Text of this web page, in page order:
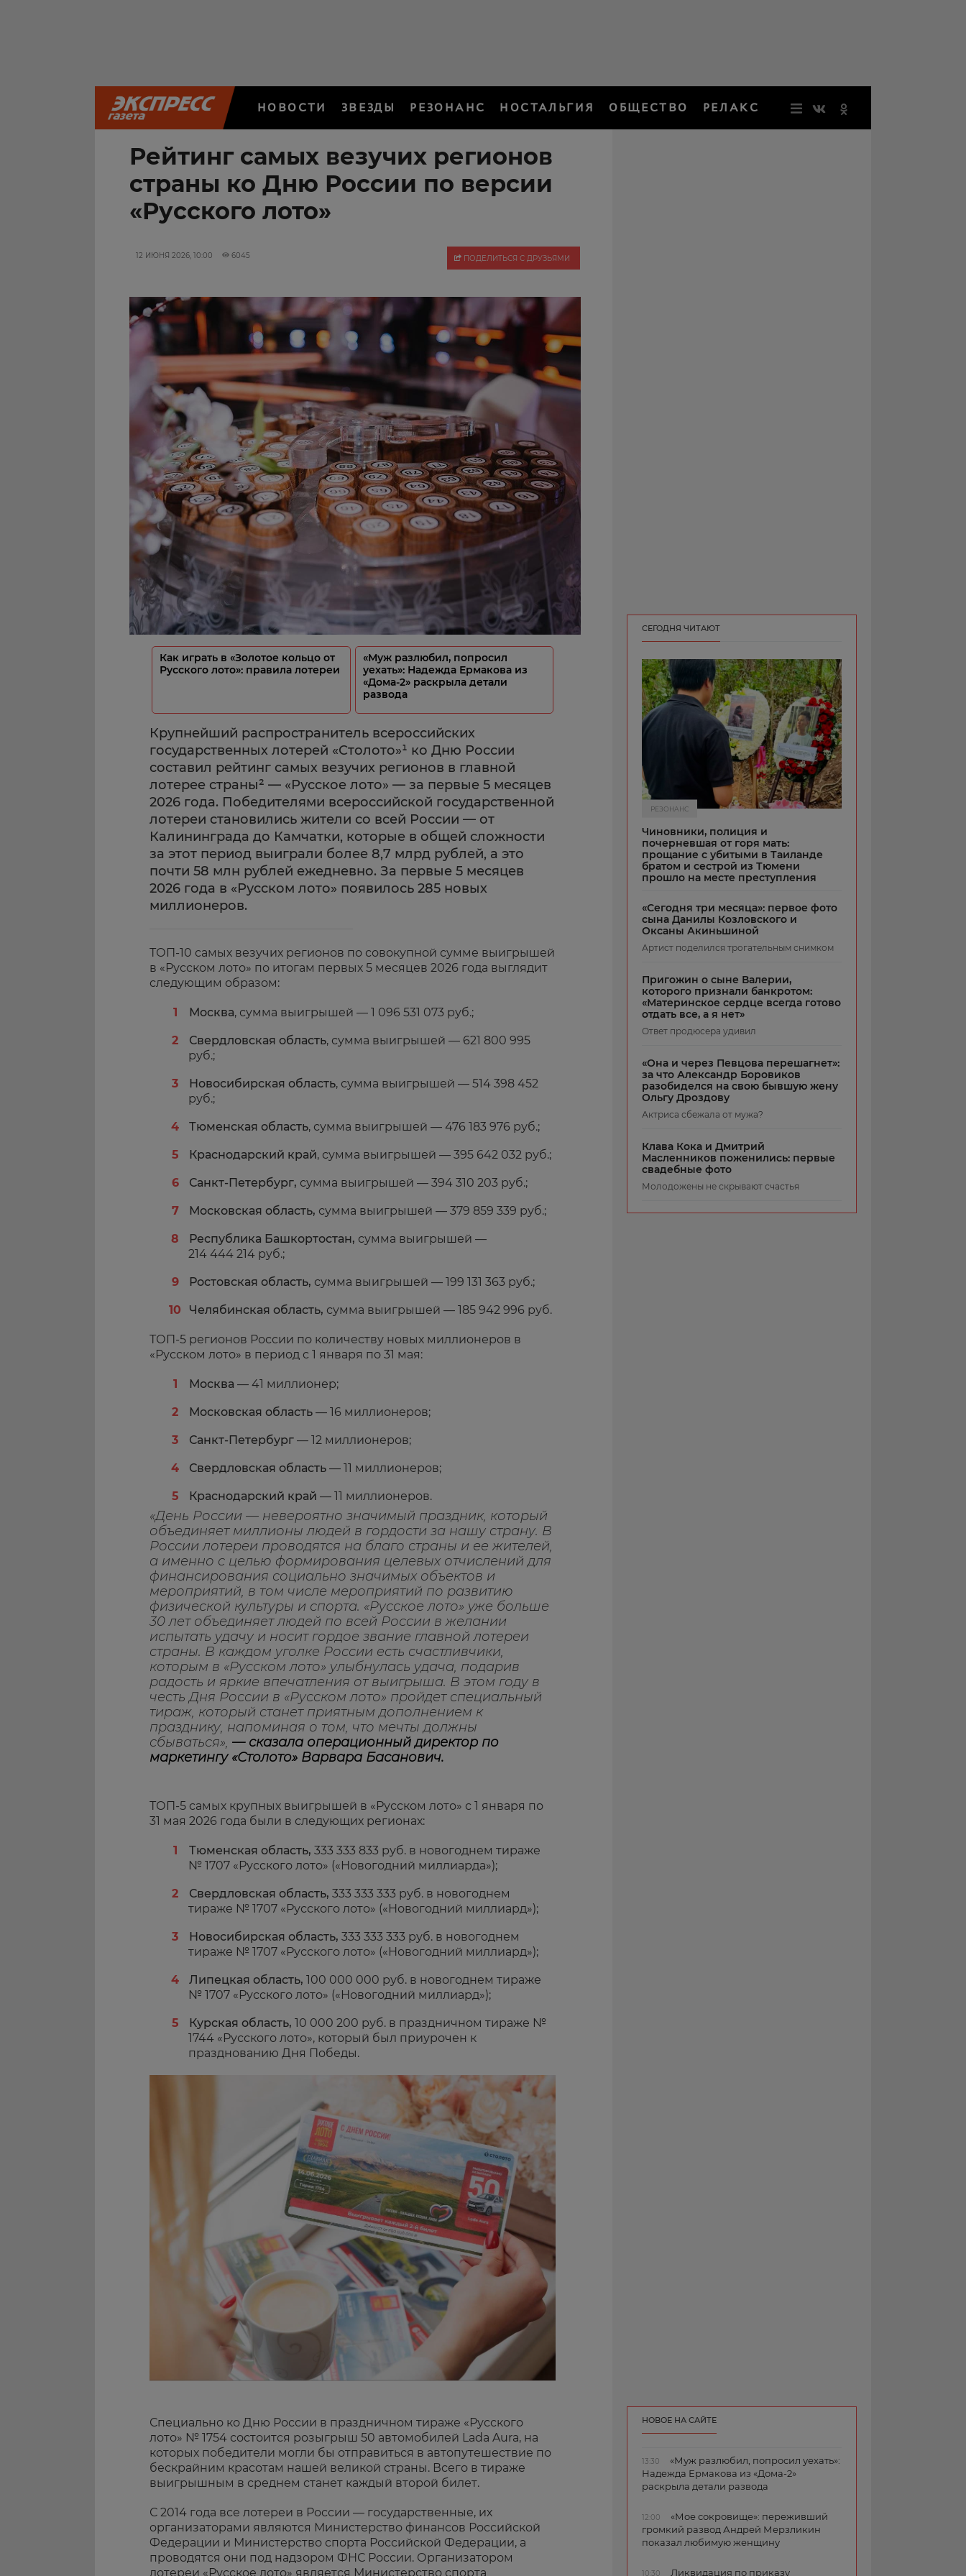
НОВОСТИ ЗВЕЗДЫ РЕЗОНАНС НОСТАЛЬГИЯ ОБЩЕСТВО РЕЛАКС
Рейтинг самых везучих регионов
страны ко Дню России по версии
«Русского лото»
12 ИЮНЯ 2026, 10:00 6045 ПОДЕЛИТЬСЯ С ДРУЗЬЯМИ
Как играть в «Золотое кольцо от
Русского лото»: правила лотереи
«Муж разлюбил, попросил
уехать»: Надежда Ермакова из
«Дома-2» раскрыла детали
развода
Крупнейший распространитель всероссийских
государственных лотерей «Столото»¹ ко Дню России
составил рейтинг самых везучих регионов в главной
лотерее страны² — «Русское лото» — за первые 5 месяцев
2026 года. Победителями всероссийской государственной
лотереи становились жители со всей России — от
Калининграда до Камчатки, которые в общей сложности
за этот период выиграли более 8,7 млрд рублей, а это
почти 58 млн рублей ежедневно. За первые 5 месяцев
2026 года в «Русском лото» появилось 285 новых
миллионеров.
ТОП-10 самых везучих регионов по совокупной сумме выигрышей
в «Русском лото» по итогам первых 5 месяцев 2026 года выглядит
следующим образом:
Москва, сумма выигрышей — 1 096 531 073 руб.;
Свердловская область, сумма выигрышей — 621 800 995
руб.;
Новосибирская область, сумма выигрышей — 514 398 452
руб.;
Тюменская область, сумма выигрышей — 476 183 976 руб.;
Краснодарский край, сумма выигрышей — 395 642 032 руб.;
Санкт-Петербург, сумма выигрышей — 394 310 203 руб.;
Московская область, сумма выигрышей — 379 859 339 руб.;
Республика Башкортостан, сумма выигрышей —
214 444 214 руб.;
Ростовская область, сумма выигрышей — 199 131 363 руб.;
Челябинская область, сумма выигрышей — 185 942 996 руб.
ТОП-5 регионов России по количеству новых миллионеров в
«Русском лото» в период с 1 января по 31 мая:
Москва — 41 миллионер;
Московская область — 16 миллионеров;
Санкт-Петербург — 12 миллионеров;
Свердловская область — 11 миллионеров;
Краснодарский край — 11 миллионеров.
«День России — невероятно значимый праздник, который
объединяет миллионы людей в гордости за нашу страну. В
России лотереи проводятся на благо страны и ее жителей,
а именно с целью формирования целевых отчислений для
финансирования социально значимых объектов и
мероприятий, в том числе мероприятий по развитию
физической культуры и спорта. «Русское лото» уже больше
30 лет объединяет людей по всей России в желании
испытать удачу и носит гордое звание главной лотереи
страны. В каждом уголке России есть счастливчики,
которым в «Русском лото» улыбнулась удача, подарив
радость и яркие впечатления от выигрыша. В этом году в
честь Дня России в «Русском лото» пройдет специальный
тираж, который станет приятным дополнением к
празднику, напоминая о том, что мечты должны
сбываться», — сказала операционный директор по
маркетингу «Столото» Варвара Басанович.
ТОП-5 самых крупных выигрышей в «Русском лото» с 1 января по
31 мая 2026 года были в следующих регионах:
Тюменская область, 333 333 833 руб. в новогоднем тираже
№ 1707 «Русского лото» («Новогодний миллиарда»);
Свердловская область, 333 333 333 руб. в новогоднем
тираже № 1707 «Русского лото» («Новогодний миллиард»);
Новосибирская область,333 333 333 руб. в новогоднем
тираже № 1707 «Русского лото» («Новогодний миллиард»);
Липецкая область, 100 000 000 руб. в новогоднем тираже
№ 1707 «Русского лото» («Новогодний миллиард»);
Курская область, 10 000 200 руб. в праздничном тираже №
1744 «Русского лото», который был приурочен к
празднованию Дня Победы.
Специально ко Дню России в праздничном тираже «Русского
лото» № 1754 состоится розыгрыш 50 автомобилей Lada Aura, на
которых победители могли бы отправиться в автопутешествие по
бескрайним красотам нашей великой страны. Всего в тираже
выигрышным в среднем станет каждый второй билет.
С 2014 года все лотереи в России — государственные, их
организаторами являются Министерство финансов Российской
Федерации и Министерство спорта Российской Федерации, а
проводятся они под надзором ФНС России. Организатором
лотереи «Русское лото» является Министерство спорта
СЕГОДНЯ ЧИТАЮТ
РЕЗОНАНС
Чиновники, полиция и
почерневшая от горя мать:
прощание с убитыми в Таиланде
братом и сестрой из Тюмени
прошло на месте преступления
«Сегодня три месяца»: первое фото
сына Данилы Козловского и
Оксаны Акиньшиной
Артист поделился трогательным снимком
Пригожин о сыне Валерии,
которого признали банкротом:
«Материнское сердце всегда готово
отдать все, а я нет»
Ответ продюсера удивил
«Она и через Певцова перешагнет»:
за что Александр Боровиков
разобиделся на свою бывшую жену
Ольгу Дроздову
Актриса сбежала от мужа?
Клава Кока и Дмитрий
Масленников поженились: первые
свадебные фото
Молодожены не скрывают счастья
НОВОЕ НА САЙТЕ
13:30
«Муж разлюбил, попросил уехать»:
Надежда Ермакова из «Дома-2»
раскрыла детали развода
12:00
«Мое сокровище»: переживший
громкий развод Андрей Мерзликин
показал любимую женщину
10:30 Ликвидация по приказу